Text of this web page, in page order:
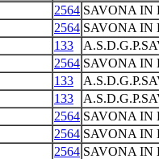
2564 SAVONA IN
2564 SAVONA IN
133
2564 SAVONA IN
133
133
2564 SAVONA IN
2564 SAVONA IN
2564 SAVONA IN